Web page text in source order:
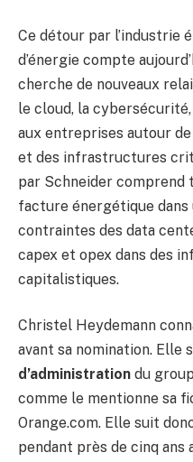
Ce détour par l’industrie
d’énergie compte
cherche de nouveaux
le cloud, la
aux entreprises autour
et des infrastructures
par Schneider comprend
facture énergétique dans
contraintes des data
capex et opex dans des
capitalistiques.
Christel Heydemann
avant sa nomination. Elle
d’administration du
comme le mentionne sa
Orange.com. Elle suit
pendant près de cinq ans